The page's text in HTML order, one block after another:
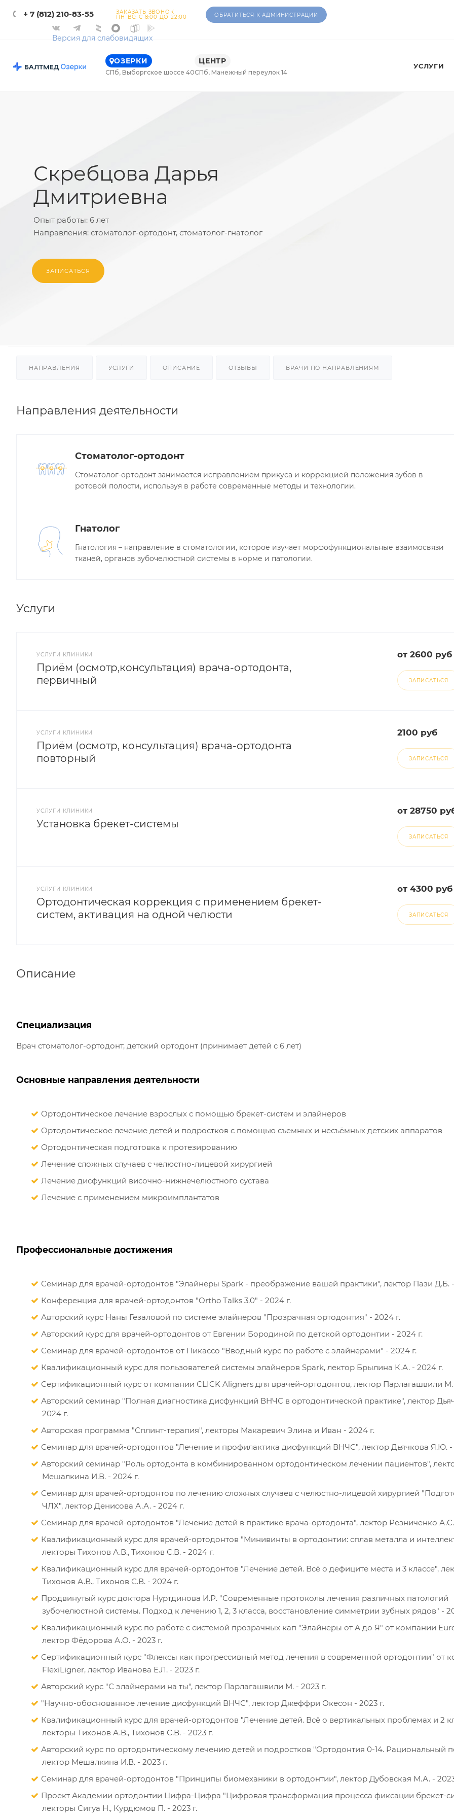
+ 7 (812) 210-83-55 ЗАКАЗАТЬ ЗВОНОК
ПН-ВС: С 8:00 ДО 22:00 ОБРАТИТЬСЯ К АДМИНИСТРАЦИИ
Версия для слабовидящих
ОЗЕРКИ
СПб, Выборгское шоссе 40
ЦЕНТР
СПб, Манежный переулок 14
УСЛУГИ
Скребцова Дарья
Дмитриевна
Опыт работы: 6 лет
Направления: стоматолог-ортодонт, стоматолог-гнатолог
ЗАПИСАТЬСЯ
НАПРАВЛЕНИЯ УСЛУГИ ОПИСАНИЕ ОТЗЫВЫ ВРАЧИ ПО НАПРАВЛЕНИЯМ
Направления деятельности
Стоматолог-ортодонт
Стоматолог-ортодонт занимается исправлением прикуса и коррекцией положения зубов в
ротовой полости, используя в работе современные методы и технологии.
Гнатолог
Гнатология – направление в стоматологии, которое изучает морфофункциональные взаимосвязи
тканей, органов зубочелюстной системы в норме и патологии.
Услуги
УСЛУГИ КЛИНИКИ
Приём (осмотр,консультация) врача-ортодонта,
первичный
от 2600 руб
ЗАПИСАТЬСЯ
УСЛУГИ КЛИНИКИ
Приём (осмотр, консультация) врача-ортодонта
повторный
2100 руб
ЗАПИСАТЬСЯ
УСЛУГИ КЛИНИКИ
Установка брекет-системы
от 28750
ЗАПИСАТЬСЯ
УСЛУГИ КЛИНИКИ
Ортодонтическая коррекция с применением брекет-
систем, активация на одной челюсти
от 4300 руб
ЗАПИСАТЬСЯ
Описание
Специализация
Врач стоматолог-ортодонт, детский ортодонт (принимает детей с 6 лет)
Основные направления деятельности
Ортодонтическое лечение взрослых с помощью брекет-систем и элайнеров
Ортодонтическое лечение детей и подростков с помощью съемных и несъёмных детских аппаратов
Ортодонтическая подготовка к протезированию
Лечение сложных случаев с челюстно-лицевой хирургией
Лечение дисфункций височно-нижнечелюстного сустава
Лечение с применением микроимплантатов
Профессиональные достижения
Семинар для врачей-ортодонтов "Элайнеры Spark - преображение вашей практики", лектор Пази Д.Б. -
Конференция для врачей-ортодонтов "Ortho Talks 3.0" - 2024 г.
Авторский курс Наны Гезаловой по системе элайнеров "Прозрачная ортодонтия" - 2024 г.
Авторский курс для врачей-ортодонтов от Евгении Бородиной по детской ортодонтии - 2024 г.
Семинар для врачей-ортодонтов от Пикассо "Вводный курс по работе с элайнерами" - 2024 г.
Квалификационный курс для пользователей системы элайнеров Spark, лектор Брылина К.А. - 2024 г.
Сертификационный курс от компании CLICK Aligners для врачей-ортодонтов, лектор Парлагашвили М.
Авторский семинар "Полная диагностика дисфункций ВНЧС в ортодонтической практике", лектор
2024 г.
Авторская программа "Сплинт-терапия", лекторы Макаревич Элина и Иван - 2024 г.
Семинар для врачей-ортодонтов "Лечение и профилактика дисфункций ВНЧС", лектор Дьячкова Я.Ю. -
Авторский семинар "Роль ортодонта в комбинированном ортодонтическом лечении пациентов",
Мешалкина И.В. - 2024 г.
Семинар для врачей-ортодонтов по лечению сложных случаев с челюстно-лицевой хирургией
ЧЛХ", лектор Денисова А.А. - 2024 г.
Семинар для врачей-ортодонтов "Лечение детей в практике врача-ортодонта", лектор Резниченко А.С.
Квалификационный курс для врачей-ортодонтов "Минивинты в ортодонтии: сплав металла и
лекторы Тихонов А.В., Тихонов С.В. - 2024 г.
Квалификационный курс для врачей-ортодонтов "Лечение детей. Всё о дефиците места и 3 классе",
Тихонов А.В., Тихонов С.В. - 2024 г.
Продвинутый курс доктора Нуртдинова И.Р. "Современные протоколы лечения различных патологий
зубочелюстной системы. Подход к лечению 1, 2, 3 класса, восстановление симметрии зубных рядов" -
Квалификационный курс по работе с системой прозрачных кап "Элайнеры от А до Я" от компании
лектор Фёдорова А.О. - 2023 г.
Сертификационный курс "Флексы как прогрессивный метод лечения в современной ортодонтии" от
FlexiLigner, лектор Иванова Е.Л. - 2023 г.
Авторский курс "С элайнерами на ты", лектор Парлагашвили М. - 2023 г.
"Научно-обоснованное лечение дисфункций ВНЧС", лектор Джеффри Окесон - 2023 г.
Квалификационный курс для врачей-ортодонтов "Лечение детей. Всё о вертикальных проблемах и 2
лекторы Тихонов А.В., Тихонов С.В. - 2023 г.
Авторский курс по ортодонтическому лечению детей и подростков "Ортодонтия 0-14. Рациональный
лектор Мешалкина И.В. - 2023 г.
Семинар для врачей-ортодонтов "Принципы биомеханики в ортодонтии", лектор Дубовская М.А. -
Проект Академии ортодонтии Цифра-Цифра "Цифровая трансформация процесса фиксации брекет-
лекторы Сигуа Н., Курдюмов П. - 2023 г.